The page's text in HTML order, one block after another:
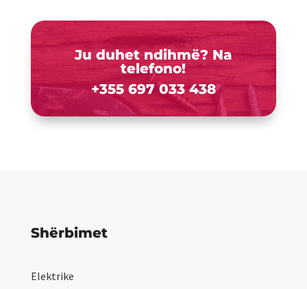
Ju duhet ndihmë? Na
telefono!
+355 697 033 438
Shërbimet
Elektrike